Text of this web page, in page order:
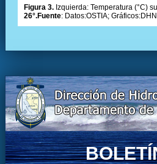
Figura 3. Izquierda: Temperatura (°C)
26°.Fuente: Datos:OSTIA;